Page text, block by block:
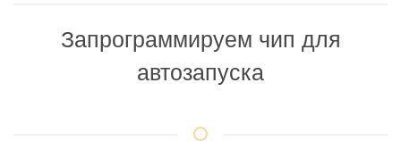
Запрограммируем чип для
автозапуска